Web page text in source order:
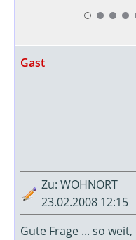
Gast
Zu: WOHNORT
23.02.2008 12:15
Gute Frage ... so